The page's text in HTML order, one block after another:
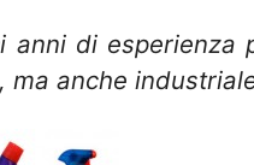
di esperienza
ma anche